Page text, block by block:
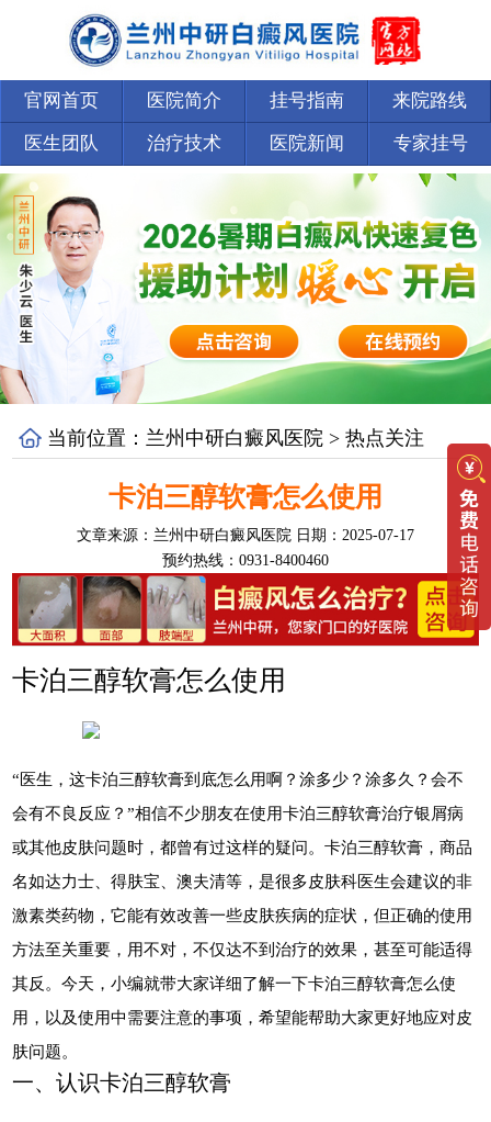
官网首页 医院简介 挂号指南 来院路线
医生团队 治疗技术 医院新闻 专家挂号
当前位置： 兰州中研白癜风医院 >热点关注
卡泊三醇软膏怎么使用
文章来源： 兰州中研白癜风医院 日期：2025-07-17
预约热线：0931-8400460
卡泊三醇软膏怎么使用
“医生，这卡泊三醇软膏到底怎么用啊？涂多少？涂多久？会不
会有不良反应？”相信不少朋友在使用卡泊三醇软膏治疗银屑病
或其他皮肤问题时，都曾有过这样的疑问。卡泊三醇软膏，商品
名如达力士、得肤宝、澳夫清等，是很多皮肤科医生会建议的非
激素类药物，它能有效改善一些皮肤疾病的症状，但正确的使用
方法至关重要，用不对，不仅达不到治疗的效果，甚至可能适得
其反。今天，小编就带大家详细了解一下卡泊三醇软膏怎么使
用，以及使用中需要注意的事项，希望能帮助大家更好地应对皮
肤问题。
一、认识卡泊三醇软膏